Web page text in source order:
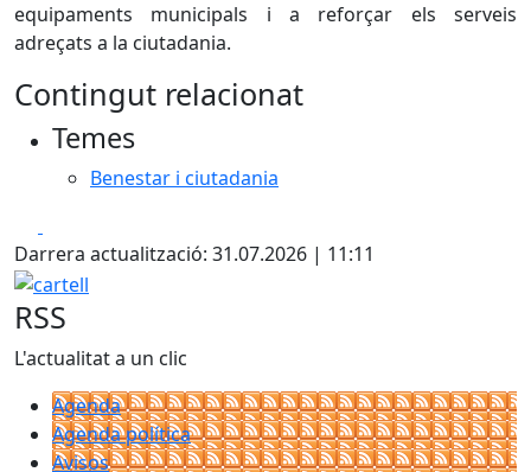
equipaments municipals i a reforçar els serveis
adreçats a la ciutadania.
Contingut relacionat
Temes
Benestar i ciutadania
Darrera actualització: 31.07.2026 | 11:11
cartell
RSS
L'actualitat a un clic
Agenda
Agenda política
Avisos